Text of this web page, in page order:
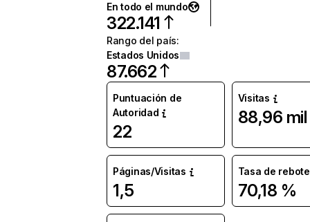
En todo el mundo
322.141
Rango del país:
Estados Unidos
87.662
Puntuación de
Autoridad
22
Visitas
88,96 mil
Páginas/Visitas
1,5
Tasa de rebote
70,18 %